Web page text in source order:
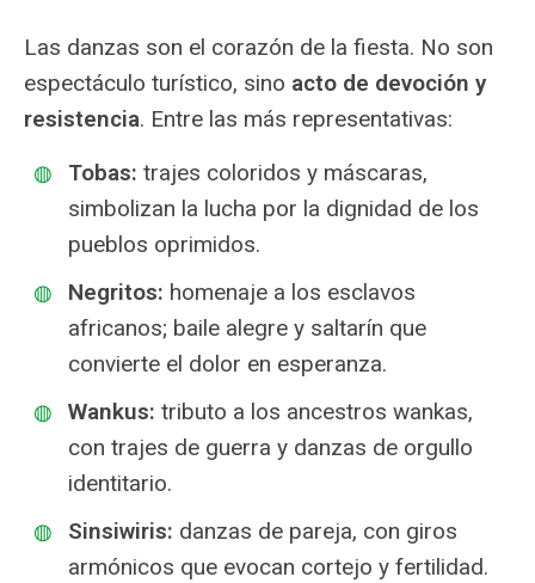
Las danzas son el corazón de la fiesta. No son
espectáculo turístico, sino acto de devoción y
resistencia. Entre las más representativas:
Tobas: trajes coloridos y máscaras,
simbolizan la lucha por la dignidad de los
pueblos oprimidos.
Negritos: homenaje a los esclavos
africanos; baile alegre y saltarín que
convierte el dolor en esperanza.
Wankus: tributo a los ancestros wankas,
con trajes de guerra y danzas de orgullo
identitario.
Sinsiwiris: danzas de pareja, con giros
armónicos que evocan cortejo y fertilidad.